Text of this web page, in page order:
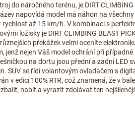
do náročného terénu, je DIRT CLIMBING
napovídá model má náhon na
až 15 km/h. V kombinaci s
ložisky je DIRT CLIMBING BEAST
překážek velmi oceníte
jenž nejen Váš model ochrání při
na dortu jsou přední a zadní LED
SUV se řídí volantovým ovladačem s
v edici 100% RTR, což znamená, že v
nabít a vyrazit zdolávat ten